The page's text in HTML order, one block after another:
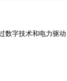
数字技术和电力驱动